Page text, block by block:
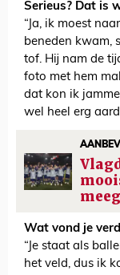
Serieus? Dat is
“Ja, ik moest
beneden kwam,
tof. Hij nam de
foto met hem
dat kon ik
wel heel erg
Wat vond je
“Je staat als
het veld, dus ik